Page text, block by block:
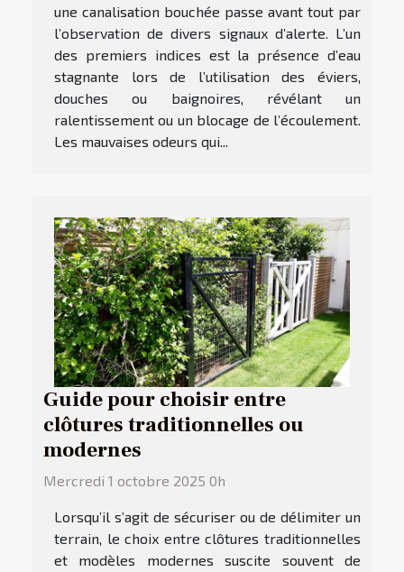
une canalisation bouchée passe avant tout par
l’observation de divers signaux d’alerte. L’un
des premiers indices est la présence d’eau
stagnante lors de l’utilisation des éviers,
douches ou baignoires, révélant un
ralentissement ou un blocage de l’écoulement.
Les mauvaises odeurs qui...
Guide pour choisir entre
clôtures traditionnelles ou
modernes
Mercredi 1 octobre 2025 0h
Lorsqu’il s’agit de sécuriser ou de délimiter un
terrain, le choix entre clôtures traditionnelles
et modèles modernes suscite souvent de